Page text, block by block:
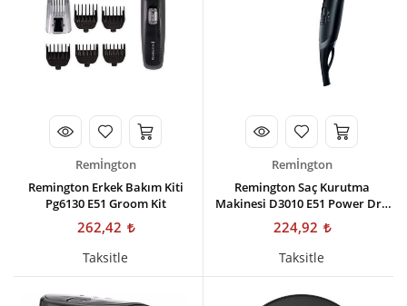
Remİngton
Remington Erkek Bakım Kiti
Pg6130 E51 Groom Kit
262,42
Taksitle
Remİngton
Remington Saç Kurutma
Makinesi D3010 E51 Power Dry
2000 Dryer
224,92
Taksitle